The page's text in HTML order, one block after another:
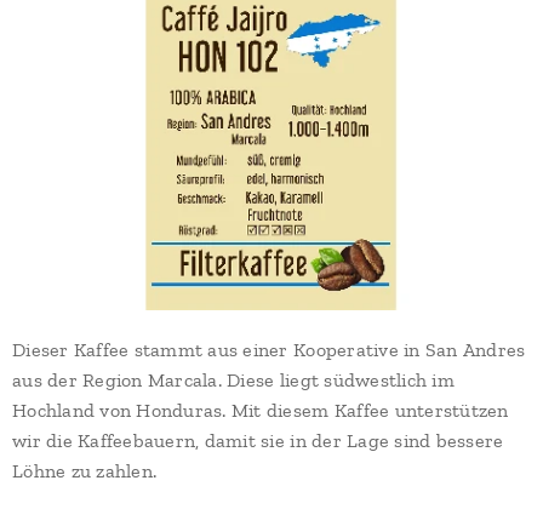
Dieser Kaffee stammt aus einer Kooperative in San Andres
aus der Region Marcala. Diese liegt südwestlich im
Hochland von Honduras. Mit diesem Kaffee unterstützen
wir die Kaffeebauern, damit sie in der Lage sind bessere
Löhne zu zahlen.